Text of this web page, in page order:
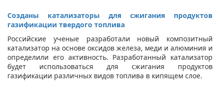
Созданы катализаторы для сжигания продуктов
газификации твердого топлива
Российские ученые разработали новый композитный
катализатор на основе оксидов железа, меди и алюминия и
определили его активность. Разработанный катализатор
будет использоваться для сжигания продуктов
газификации различных видов топлива в кипящем слое.